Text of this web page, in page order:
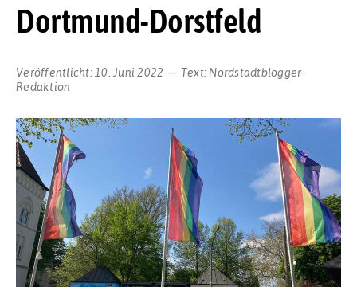
Dortmund-Dorstfeld
Veröffentlicht: 10. Juni 2022 Text: Nordstadtblogger-
Redaktion